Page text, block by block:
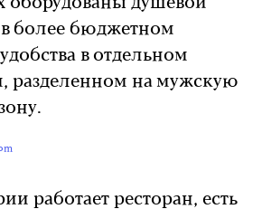
в более бюджетном
в отдельном
разделенном на мужскую
работает ресторан, есть